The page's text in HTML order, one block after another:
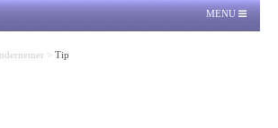
MENU
> Tip